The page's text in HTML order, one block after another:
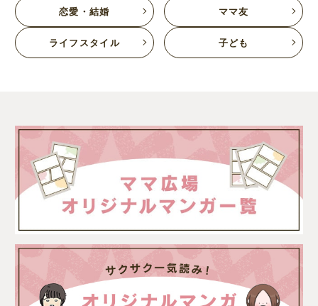
恋愛・結婚 ママ友
ライフスタイル 子ども